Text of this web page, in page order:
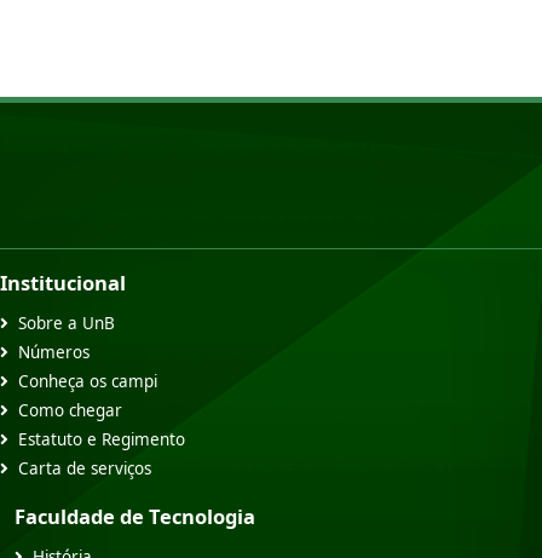
Institucional
Sobre a UnB
Números
Conheça os campi
Como chegar
Estatuto e Regimento
Carta de serviços
Faculdade de Tecnologia